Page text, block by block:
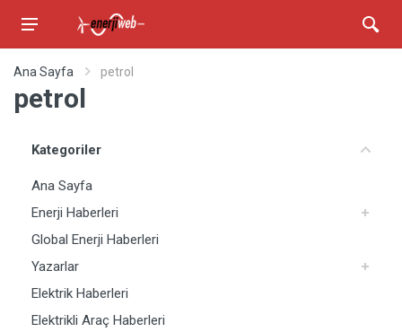
Ana Sayfa petrol
petrol
Kategoriler
Ana Sayfa
Enerji Haberleri
Global Enerji Haberleri
Yazarlar
Elektrik Haberleri
Elektrikli Araç Haberleri